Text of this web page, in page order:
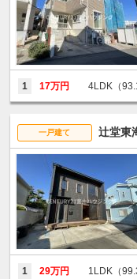
1 17万円 4LDK（
一戸建て 辻堂東
1 29万円 1LDK（